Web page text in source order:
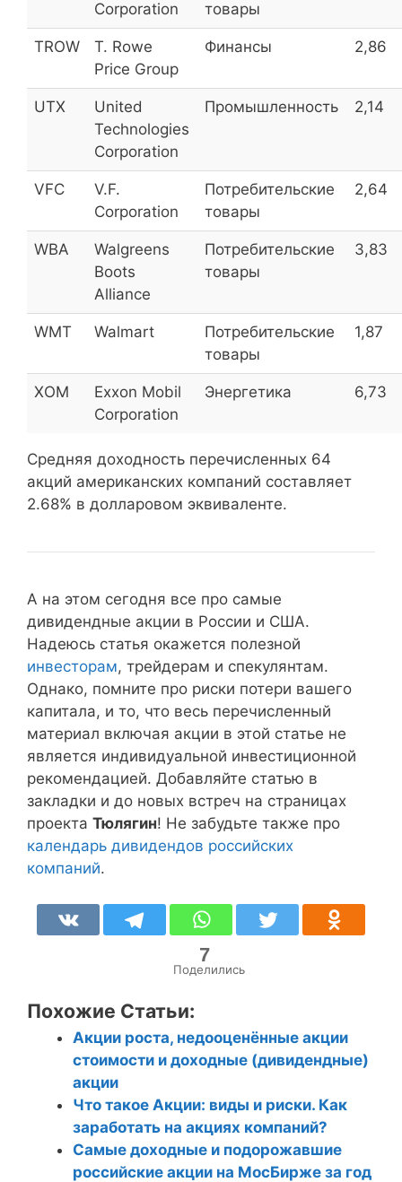
Банк ВТБ
МРСК Урала MRKU
Абрау-Дюрсо
Воронежская ЭСК (прив.) VRSB_p
Воронежская ЭСК VRSB
МРСК Сибири ОАО
Сургутнефтегаз SNGS
Сургутнефтегаз (прив.) SNGS_p
Россети (прив.) RSTI_p
Россети
Ленэнерго (прив.) LSNG_p
Ленэнерго LSNG
Левенгук OAO LVHK
Банк Возрождение (прив.) VZRZ_p
Банк Возрождение VZRZ
Yevropeyskaya Elektrotekhnika EELT
Corporation товары
TROW
T. Rowe
Price Group
Финансы 2,86
UTX
United
Technologies
Corporation
Промышленность 2,14
VFC
V.F.
Corporation
Потребительские
товары
2,64
WBA
Walgreens
Boots
Alliance
Потребительские
товары
3,83
WMT Walmart
Потребительские
товары
1,87
XOM
Exxon Mobil
Corporation
Энергетика 6,73
Средняя доходность перечисленных 64
акций американских компаний составляет
2.68% в долларовом эквиваленте.
А на этом сегодня все про самые
дивидендные акции в России и США.
Надеюсь статья окажется полезной
инвесторам, трейдерам и спекулянтам.
Однако, помните про риски потери вашего
капитала, и то, что весь перечисленный
материал включая акции в этой статье не
является индивидуальной инвестиционной
рекомендацией. Добавляйте статью в
закладки и до новых встреч на страницах
проекта Тюлягин! Не забудьте также про
календарь дивидендов российских
компаний.
7
Поделились
Похожие Статьи:
Акции роста, недооценённые акции
стоимости и доходные (дивидендные)
акции
Что такое Акции: виды и риски. Как
заработать на акциях компаний?
Самые доходные и подорожавшие
российские акции на МосБирже за год